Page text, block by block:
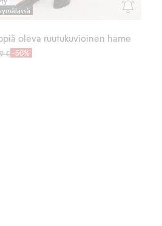
oleva ruutukuvioinen hame
€ -50%